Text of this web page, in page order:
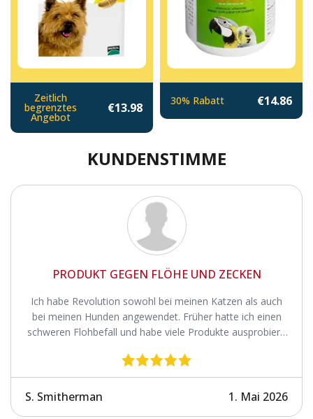
Zeitlich
begrenztes
Angebot
€13.98 30% Rabatt €14.86
KUNDENSTIMME
PRODUKT GEGEN FLÖHE UND ZECKEN
Ich habe Revolution sowohl bei meinen Katzen als auch
bei meinen Hunden angewendet. Früher hatte ich einen
schweren Flohbefall und habe viele Produkte ausprobiert,
S. Smitherman 1. Mai 2026